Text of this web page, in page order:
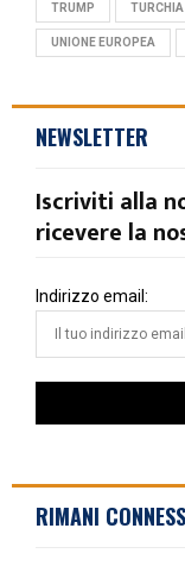
TRUMP TURCHIA
UNIONE EUROPEA
NEWSLETTER
Iscriviti alla
ricevere la
Indirizzo email:
RIMANI